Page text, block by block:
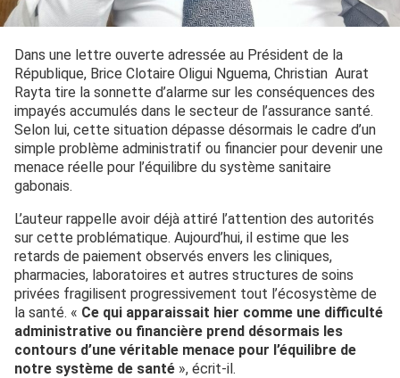
Dans une lettre ouverte adressée au Président de la
République, Brice Clotaire Oligui Nguema, Christian Aurat
Rayta tire la sonnette d’alarme sur les conséquences des
impayés accumulés dans le secteur de l’assurance santé.
Selon lui, cette situation dépasse désormais le cadre d’un
simple problème administratif ou financier pour devenir une
menace réelle pour l’équilibre du système sanitaire
gabonais.
L’auteur rappelle avoir déjà attiré l’attention des autorités
sur cette problématique. Aujourd’hui, il estime que les
retards de paiement observés envers les cliniques,
pharmacies, laboratoires et autres structures de soins
privées fragilisent progressivement tout l’écosystème de
la santé. « Ce qui apparaissait hier comme une difficulté
administrative ou financière prend désormais les
contours d’une véritable menace pour l’équilibre de
notre système de santé », écrit-il.